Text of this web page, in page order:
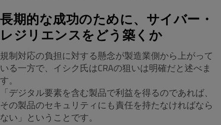
長期的な成功のために、サイバー・
レジリエンスをどう築くか
規制対応の負担に対する懸念が製造業側から上がって
いる一方で、イシク氏はCRAの狙いは明確だと述べま
す。
「デジタル要素を含む製品で利益を得るのであれば、
その製品のセキュリティにも責任を持たなければなら
ない」ということです。